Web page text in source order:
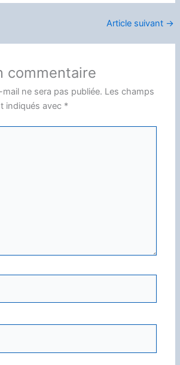
Article suivant →
commentaire
ne sera pas publiée. Les champs
indiqués avec *